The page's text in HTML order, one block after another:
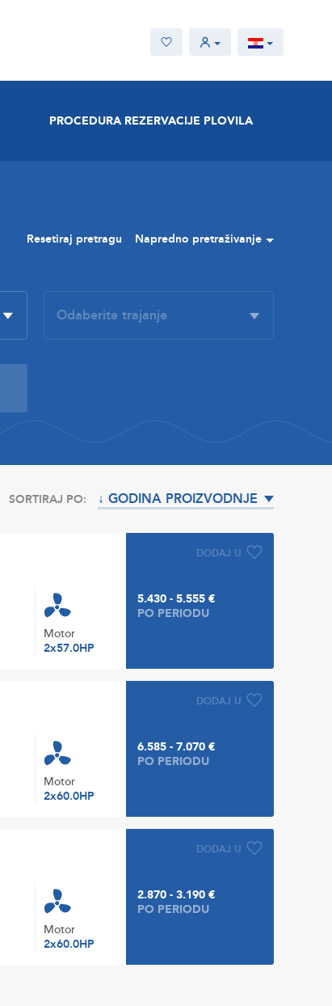
PROCEDURA REZERVACIJE PLOVILA
Resetiraj pretragu Napredno pretraživanje
SORTIRAJ PO: ↓ GODINA PROIZVODNJE
Motor
2x57.0HP
DODAJ U
5.430 - 5.555 €
PO PERIODU
Motor
2x60.0HP
DODAJ U
6.585 - 7.070 €
PO PERIODU
Motor
2x60.0HP
DODAJ U
2.870 - 3.190 €
PO PERIODU